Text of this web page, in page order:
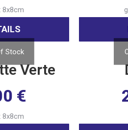
8x8cm
Stock
Verte
€
8x8cm